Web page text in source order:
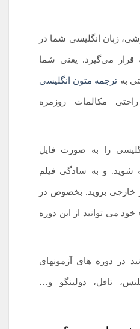
زبان انگلیسی شما در
قرار می‌گیرد. یعنی شما
به ترجمه متون انگلیسی
مکالمات روزمره
را به صورت فایل
شوید. و به سادگی فیلم
خارجی بروید. بخصوص در
خود می توانید از این دوره
در دوره های آزمونهای
تافل، دولینگو و…